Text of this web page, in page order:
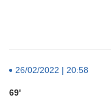
26/02/2022 | 20:58
69'